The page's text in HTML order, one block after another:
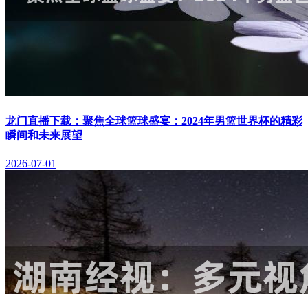
龙门直播下载：聚焦全球篮球盛宴：2024年男篮世界杯的精彩
瞬间和未来展望
2026-07-01